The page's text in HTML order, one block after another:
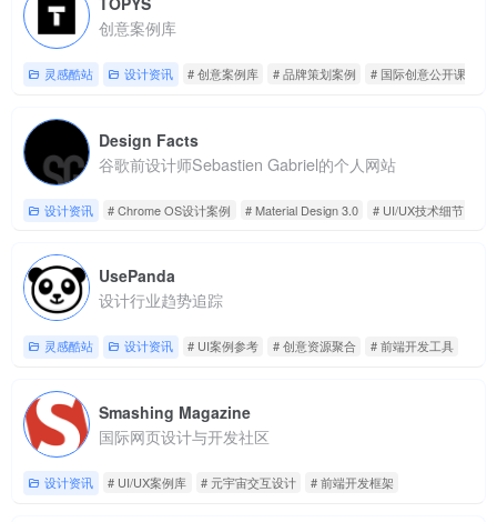
创意案例库
灵感酷站 设计资讯 # 创意案例库 # 品牌策划案例 # 国际创意公开课
Design Facts
谷歌前设计师Sebastien Gabriel的个人网站
设计资讯 # Chrome OS设计案例 # Material Design 3.0 # UI/UX技术细节
UsePanda
设计行业趋势追踪
灵感酷站 设计资讯 # UI案例参考 # 创意资源聚合 # 前端开发工具
Smashing Magazine
国际网页设计与开发社区
设计资讯 # UI/UX案例库 # 元宇宙交互设计 # 前端开发框架